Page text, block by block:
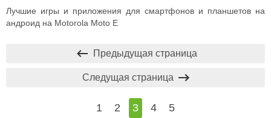
Лучшие игры и приложения для смартфонов и планшетов на
андроид на Motorola Moto E
Предыдущая страница
1 2 3 4 5
Следущая страница